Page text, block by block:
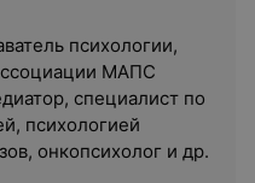
психологии,
МАПС
специалист по
психологией
онкопсихолог и др.